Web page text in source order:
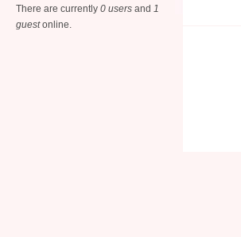
There are currently 0 users and 1
guestonline.